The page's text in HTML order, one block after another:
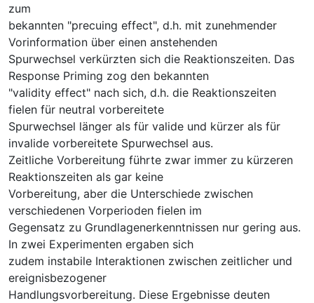
zum
bekannten "precuing effect", d.h. mit zunehmender
Vorinformation über einen anstehenden
Spurwechsel verkürzten sich die Reaktionszeiten. Das
Response Priming zog den bekannten
"validity effect" nach sich, d.h. die Reaktionszeiten
fielen für neutral vorbereitete
Spurwechsel länger als für valide und kürzer als für
invalide vorbereitete Spurwechsel aus.
Zeitliche Vorbereitung führte zwar immer zu kürzeren
Reaktionszeiten als gar keine
Vorbereitung, aber die Unterschiede zwischen
verschiedenen Vorperioden fielen im
Gegensatz zu Grundlagenerkenntnissen nur gering aus.
In zwei Experimenten ergaben sich
zudem instabile Interaktionen zwischen zeitlicher und
ereignisbezogener
Handlungsvorbereitung. Diese Ergebnisse deuten